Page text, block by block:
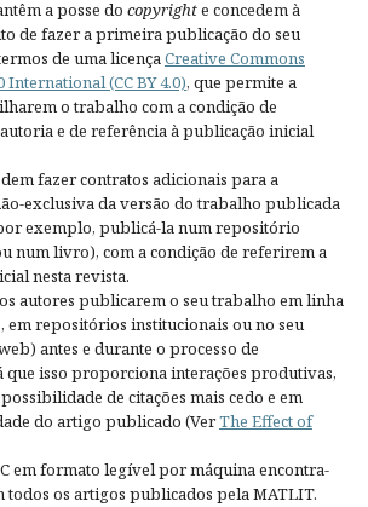
a posse do copyrighte concedem à
de fazer a primeira publicação do seu
de uma licençaCreative Commons
(CC BY 4.0), que permite a
o trabalho com a condição de
e de referência à publicação inicial
fazer contratos adicionais para a
exclusiva da versão do trabalho publicada
exemplo, publicá-la num repositório
num livro), com a condição de referirem a
nesta revista.
autores publicarem o seu trabalho em linha
em repositórios institucionais ou no seu
antes e durante o processo de
que isso proporciona interações produtivas,
de citações mais cedo e em
do artigo publicado (VerThe Effect of
em formato legível por máquina encontra-
todos os artigos publicados pela MATLIT.